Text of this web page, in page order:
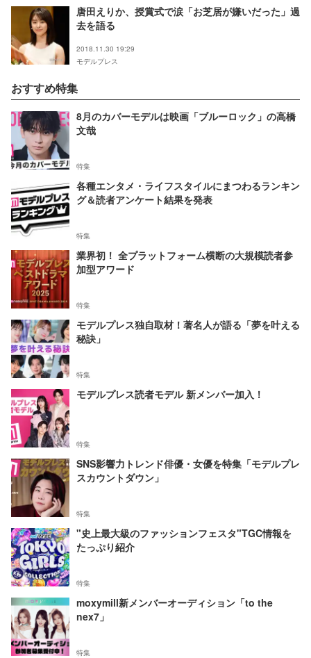
唐田えりか、授賞式で涙「お芝居が嫌いだった」過
去を語る
2018.11.30 19:29
モデルプレス
おすすめ特集
8月のカバーモデルは映画「ブルーロック」の高橋
文哉
特集
各種エンタメ・ライフスタイルにまつわるランキン
グ＆読者アンケート結果を発表
特集
業界初！ 全プラットフォーム横断の大規模読者参
加型アワード
特集
モデルプレス独自取材！著名人が語る「夢を叶える
秘訣」
特集
モデルプレス読者モデル 新メンバー加入！
特集
SNS影響力トレンド俳優・女優を特集「モデルプレ
スカウントダウン」
特集
"史上最大級のファッションフェスタ"TGC情報を
たっぷり紹介
特集
moxymill新メンバーオーディション「to the
nex7」
特集